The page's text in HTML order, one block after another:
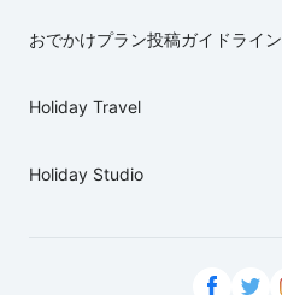
おでかけプラン投稿ガイドライン
Holiday Travel
Holiday Studio